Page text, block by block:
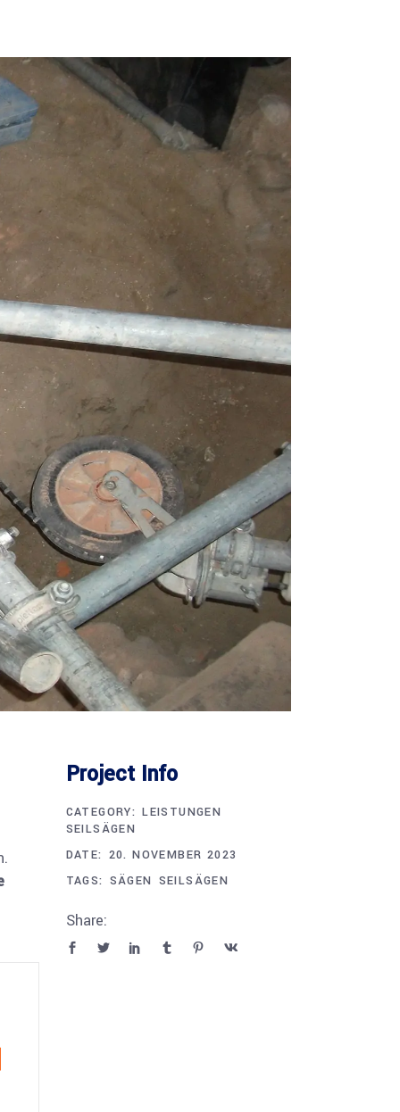
Project Info
CATEGORY: LEISTUNGEN
SEILSÄGEN
DATE: 20. NOVEMBER 2023
TAGS: SÄGEN SEILSÄGEN
Share: